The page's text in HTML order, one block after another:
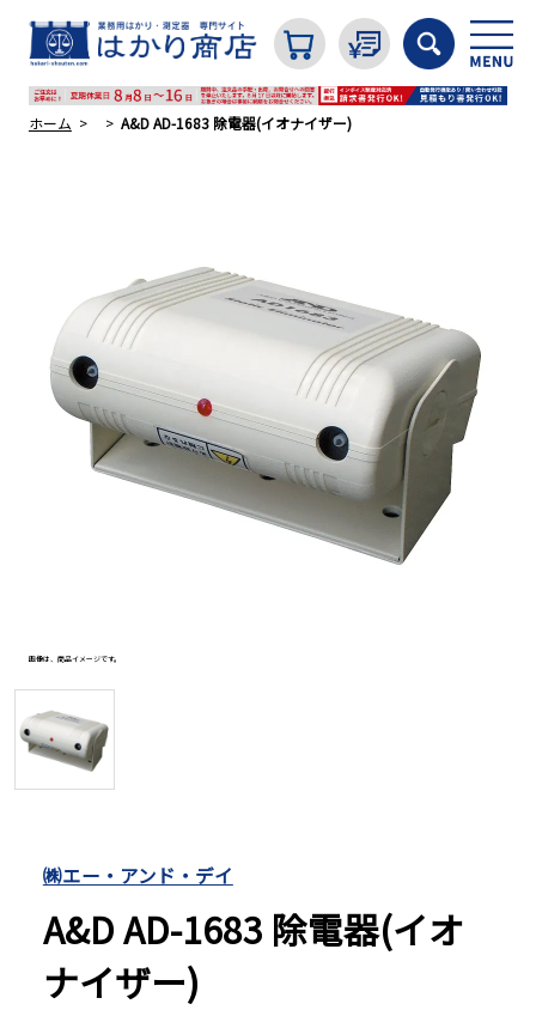
分銅
温度計・湿度計
濃度・環境測定
色々な計測器
オプション
ホーム A&D AD-1683 除電器(イオナイザー)
画像は、商品イメージです。
㈱エー・アンド・デイ
A&D AD-1683 除電器(イオ
ナイザー)